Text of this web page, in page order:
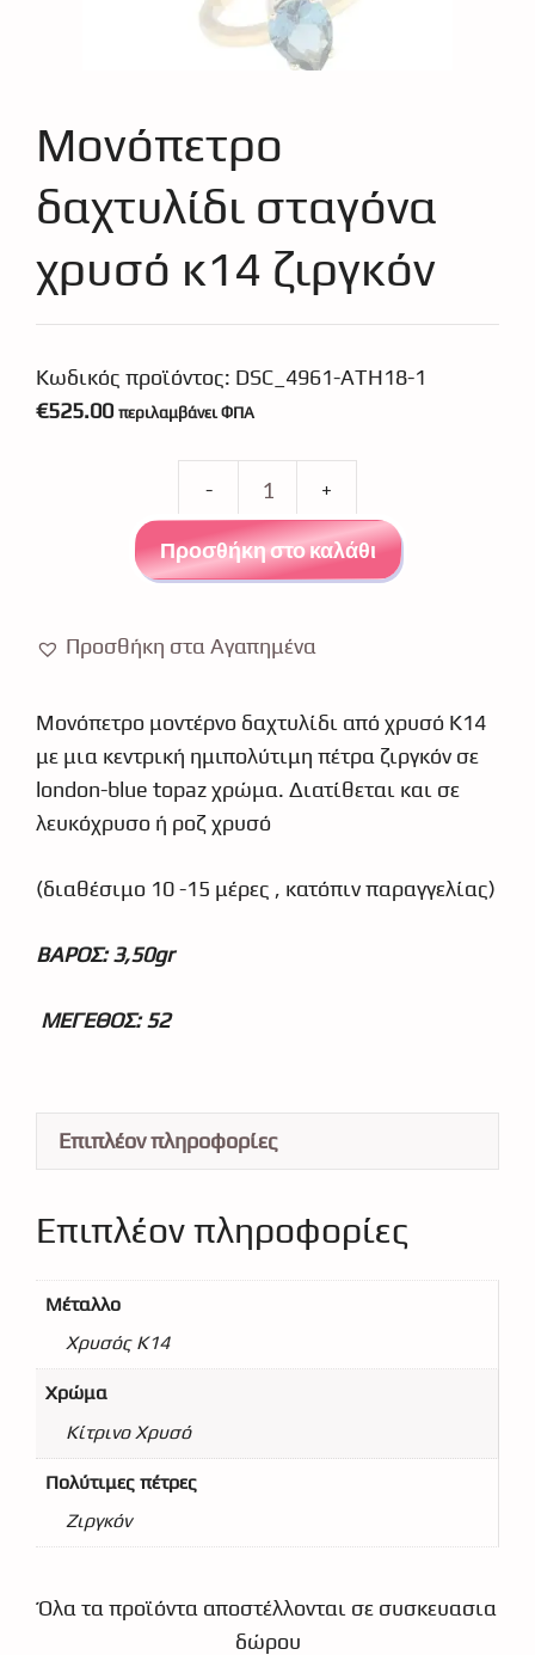
Μονόπετρο
δαχτυλίδι σταγόνα
χρυσό κ14 ζιργκόν
Κωδικός προϊόντος: DSC_4961-ATH18-1
€525.00 περιλαμβάνει ΦΠΑ
δαχτυλίδι
σταγόνα
Προσθήκη στο καλάθι
Προσθήκη στα Αγαπημένα
Μονόπετρο μοντέρνο δαχτυλίδι από χρυσό Κ14
με μια κεντρική ημιπολύτιμη πέτρα ζιργκόν σε
london-blue topaz χρώμα. Διατίθεται και σε
λευκόχρυσο ή ροζ χρυσό
(διαθέσιμο 10 -15 μέρες , κατόπιν παραγγελίας)
ΒΑΡΟΣ: 3,50gr
ΜΕΓΕΘΟΣ: 52
Επιπλέον πληροφορίες
Επιπλέον πληροφορίες
Μέταλλο
Χρυσός Κ14
Χρώμα
Κίτρινο Χρυσό
Πολύτιμες πέτρες
Ζιργκόν
Όλα τα προϊόντα αποστέλλονται σε συσκευασια
δώρου